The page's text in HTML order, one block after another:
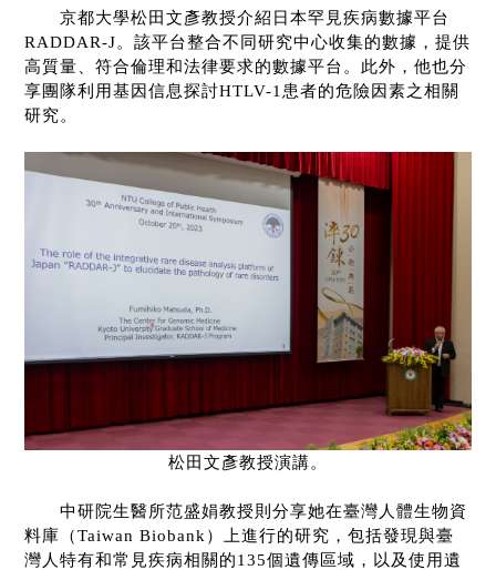
京都大學松田文彥教授介紹日本罕見疾病數據平台
RADDAR-J。該平台整合不同研究中心收集的數據，提供
高質量、符合倫理和法律要求的數據平台。此外，他也分
享團隊利用基因信息探討HTLV-1 患者的危險因素之相關
研究。
松田文彥教授演講。
中研院生醫所范盛娟教授則分享她在臺灣人體生物資
料庫（Taiwan Biobank ）上進行的研究，包括發現與臺
灣人特有和常見疾病相關的135個遺傳區域，以及使用遺